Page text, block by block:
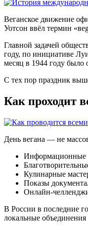
Веганское движение
Уотсон ввёл термин
Главной задачей
году, по инициативе
месяц в 1944 году было
С тех пор праздник
Как проходит
День вегана — не
Информационные
Кулинарные
Показы
Онлайн-
В России в последние
локальные объединения